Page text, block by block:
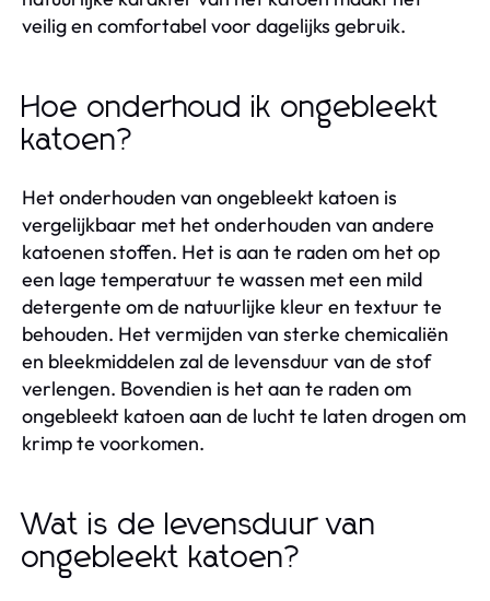
veilig en comfortabel voor dagelijks gebruik.
Hoe onderhoud ik ongebleekt
katoen?
Het onderhouden van ongebleekt katoen is
vergelijkbaar met het onderhouden van andere
katoenen stoffen. Het is aan te raden om het op
een lage temperatuur te wassen met een mild
detergente om de natuurlijke kleur en textuur te
behouden. Het vermijden van sterke chemicaliën
en bleekmiddelen zal de levensduur van de stof
verlengen. Bovendien is het aan te raden om
ongebleekt katoen aan de lucht te laten drogen om
krimp te voorkomen.
Wat is de levensduur van
ongebleekt katoen?